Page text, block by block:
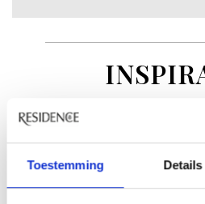
Toestemming Details